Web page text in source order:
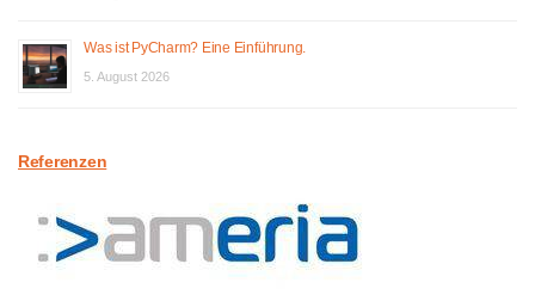
Was ist PyCharm? Eine Einführung.
5. August 2026
Referenzen